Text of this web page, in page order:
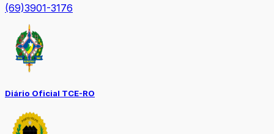
(69)3901-3176
Diário Oficial TCE-RO